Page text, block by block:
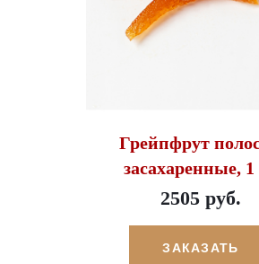
Грейпфрут
засахаренные, 1
2505 руб.
ЗАКАЗАТЬ